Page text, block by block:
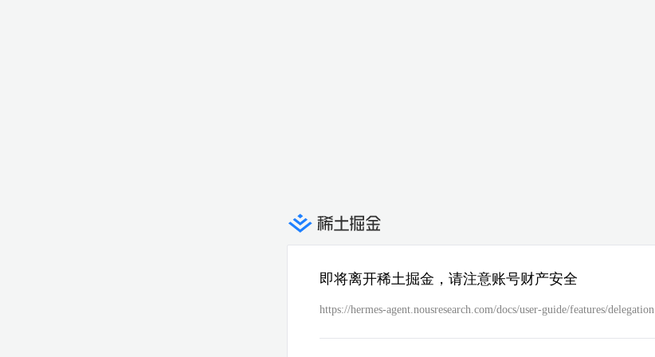
即将离开稀土掘金，请注意账号财产安全
https://hermes-agent.nousresearch.com/docs/user-guide/features/delegation